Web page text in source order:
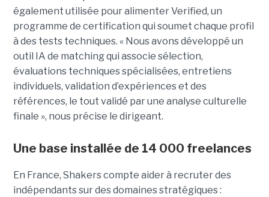
également utilisée pour alimenter Verified, un
programme de certification qui soumet chaque profil
à des tests techniques. « Nous avons développé un
outil IA de matching qui associe sélection,
évaluations techniques spécialisées, entretiens
individuels, validation d’expériences et des
références, le tout validé par une analyse culturelle
finale », nous précise le dirigeant.
Une base installée de 14 000 freelances
En France, Shakers compte aider à recruter des
indépendants sur des domaines stratégiques :